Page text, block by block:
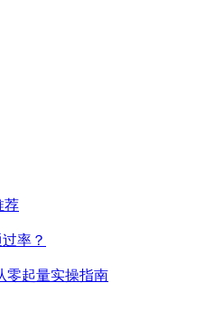
荐
率？
零起量实操指南